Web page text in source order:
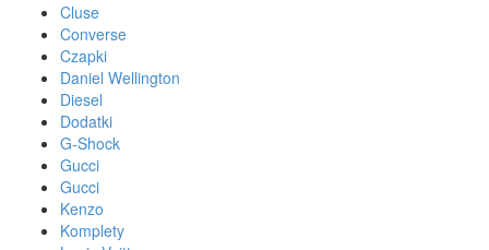
Cluse
Converse
Czapki
Daniel Wellington
Diesel
Dodatki
G-Shock
Gucci
Gucci
Kenzo
Komplety